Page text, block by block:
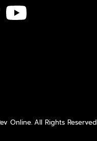
Online. All Rights Reserved